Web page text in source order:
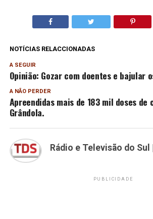
NOTÍCIAS RELACCIONADAS
A SEGUIR
Opinião: Gozar com doentes e bajular
A NÃO PERDER
Apreendidas mais de 183 mil doses de
Grândola.
Rádio e Televisão do Sul
PUBLICIDADE